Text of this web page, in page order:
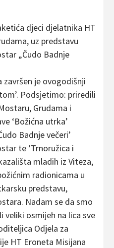
djeci djelatnika HT
uz predstavu
„Čudo Badnje
završen je ovogodišnji
Podsjetimo: priredili
Grudama i
‘Božićna utrka’
Badnje večeri’
te ‘Trnoružica i
mladih iz Viteza,
radionicama u
predstavu,
Nadam se da smo
osmijeh na lica sve
Odjela za
HT Eroneta Misijana